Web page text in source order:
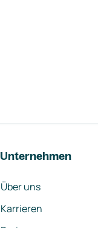
Unternehmen
Über uns
Karrieren